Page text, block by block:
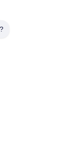
rendimento